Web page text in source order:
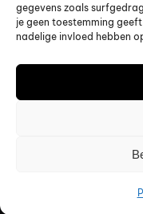
gegevens zoals
je geen toestemming
nadelige invloed hebben
LinkedIn
Design & code by:
© 2026 Alle rechten
Algemene voorwaarden